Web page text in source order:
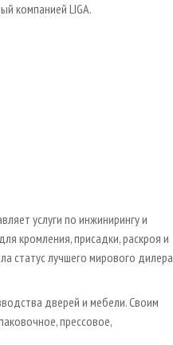
компанией LIGA.
услуги по инжинирингу и
кромления, присадки, раскроя и
статус лучшего мирового дилера
дверей и мебели. Своим
прессовое,